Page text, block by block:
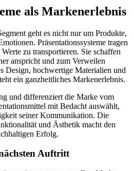
als Markenerlebnis
geht es nicht nur um Produkte,
Präsentationssysteme tragen
zu transportieren. Sie schaffen
anspricht und zum Verweilen
Design, hochwertige Materialien und
ein ganzheitliches Markenerlebnis.
und differenziert die Marke vom
mit Bedacht auswählt,
seiner Kommunikation. Die
und Ästhetik macht den
Erfolg.
Auftritt